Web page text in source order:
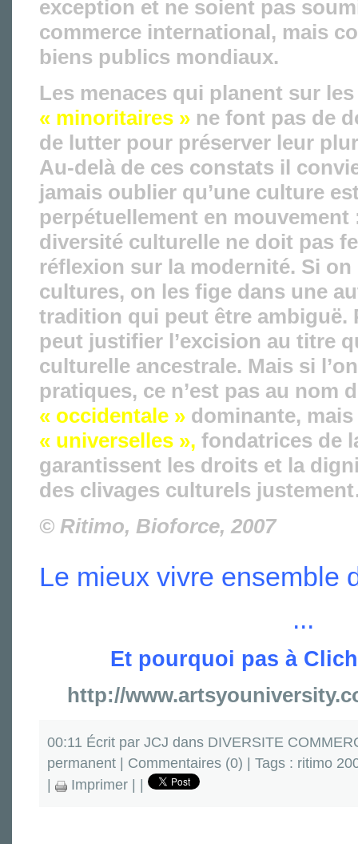
exception et ne soient pas
commerce international, mais
biens publics mondiaux.
Les menaces qui planent sur
« minoritaires » ne font pas de
de lutter pour préserver leur
Au-delà de ces constats il
jamais oublier qu’une culture
perpétuellement en
diversité culturelle ne doit pas
réflexion sur la modernité. Si on
cultures, on les fige dans une
tradition qui peut être ambiguë.
peut justifier l’excision au titre
culturelle ancestrale. Mais si
pratiques, ce n’est pas au nom
« occidentale » dominante,
« universelles », fondatrices de
garantissent les droits et la
des clivages culturels
© Ritimo, Bioforce, 2007
Le mieux vivre ensemble
...
Et pourquoi pas à
http://
00:11 Écrit par JCJ dans DIVERSITE
permanent
Commentaires (0) | Tags : ritimo
Imprimer